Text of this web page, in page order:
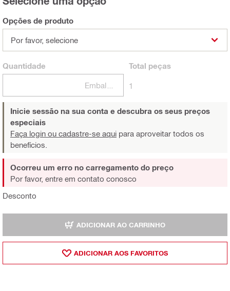
Opções de produto
Por favor, selecione
Quantidade Total peças
1
Inicie sessão na sua conta e descubra os seus preços
especiais
Faça login ou cadastre-se aqui para aproveitar todos os
benefícios.
Desconto
Ocorreu um erro no carregamento do preço
Por favor, entre em contato conosco
ADICIONAR AO CARRINHO
ADICIONAR AOS FAVORITOS